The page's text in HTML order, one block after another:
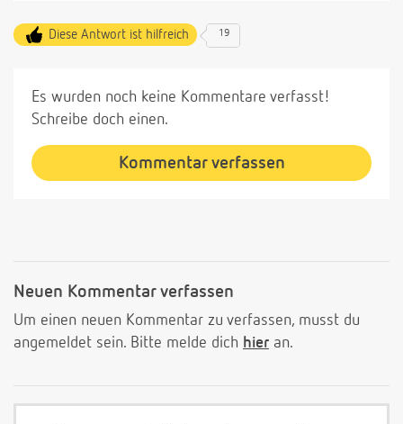
Diese Antwort ist hilfreich 19
Es wurden noch keine Kommentare verfasst!
Schreibe doch einen.
Kommentar verfassen
Neuen Kommentar verfassen
Um einen neuen Kommentar zu verfassen, musst du
angemeldet sein. Bitte melde dich hier an.